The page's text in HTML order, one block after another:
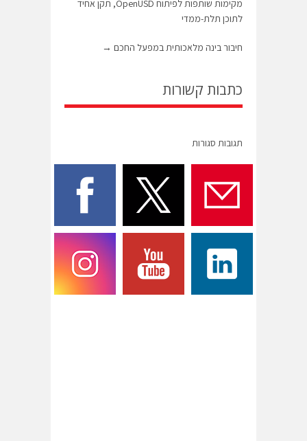
מקימות שותפות לפיתוח OpenUSD, תקן אחיד
לתוכן תלת-ממדי
חיבור בינה מלאכותית במפעל החכם →
כתבות קשורות
תגובות סגורות